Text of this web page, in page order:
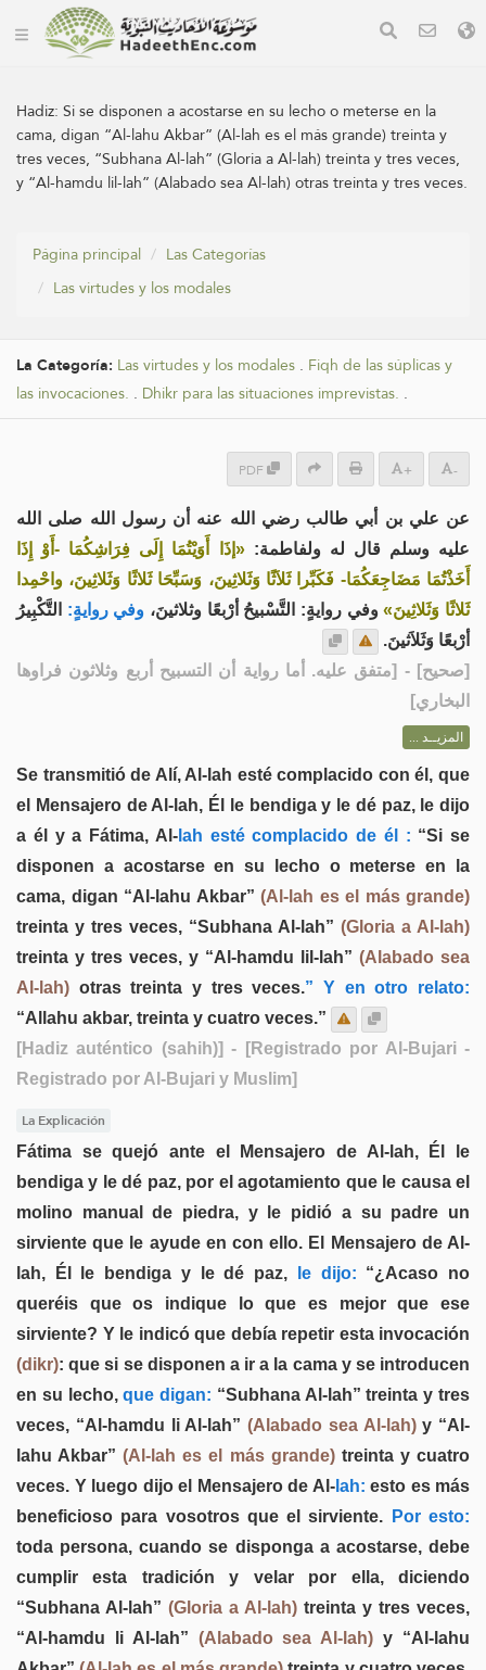
Hadiz:Si se disponen a acostarse en su lecho o meterse en la
cama, digan “Al-lahu Akbar” (Al-lah es el más grande) treinta y
tres veces, “Subhana Al-lah” (Gloria a Al-lah) treinta y tres veces,
y “Al-hamdu lil-lah” (Alabado sea Al-lah) otras treinta y tres veces.
Página principal
Las Categorías
Las virtudes y los modales
La Categoría: Las virtudes y los modales . Fiqh de las súplicas y
las invocaciones. . Dhikr para las situaciones imprevistas. .
PDF + -
عن علي بن أبي طالب رضي الله عنه أن رسول الله صلى الله
عليه وسلم قال له ولفاطمة:«إذَا أَوَيْتُمَا إِلَى فِرَاشِكُمَا -أَوْ إِذَا
أَخَذْتُمَا مَضَاجِعَكُمَا- فَكَبِّرا ثَلاَثًا وَثَلاثِينَ، وَسَبِّحَا ثَلاثًا وَثَلاثِينَ، واحْمِدا
ثَلاثًا وَثَلاثِينَ»وفي روايةٍ: التَّسْبيحُ أرْبعًا وثلاثينَ، وفي روايةٍ: التَّكْبِيرُ
أرْبعًا وَثَلاَثينَ.
[صحيح] - [متفق عليه. أما رواية أن التسبيح أربع وثلاثون فراوها
البخاري]
المزيــد ...
Se transmitió de Alí, Al-lah esté complacido con él, que
el Mensajero de Al-lah, Él le bendiga y le dé paz, le dijo
a él y a Fátima, Al-lah esté complacido de él : “Si se
disponen a acostarse en su lecho o meterse en la
cama, digan “Al-lahu Akbar” (Al-lah es el más grande)
treinta y tres veces, “Subhana Al-lah” (Gloria a Al-lah)
treinta y tres veces, y “Al-hamdu lil-lah” (Alabado sea
Al-lah) otras treinta y tres veces.” Y en otro relato:
“Allahu akbar, treinta y cuatro veces.”
[Hadiz auténtico (sahih)] - [Registrado por Al-Bujari -
Registrado por Al-Bujari y Muslim]
La Explicación
Fátima se quejó ante el Mensajero de Al-lah, Él le
bendiga y le dé paz, por el agotamiento que le causa el
molino manual de piedra, y le pidió a su padre un
sirviente que le ayude en con ello. El Mensajero de Al-
lah, Él le bendiga y le dé paz, le dijo: “¿Acaso no
queréis que os indique lo que es mejor que ese
sirviente? Y le indicó que debía repetir esta invocación
(dikr): que si se disponen a ir a la cama y se introducen
en su lecho,que digan: “Subhana Al-lah” treinta y tres
veces, “Al-hamdu li Al-lah” (Alabado sea Al-lah)y “Al-
lahu Akbar”(Al-lah es el más grande)treinta y cuatro
veces. Y luego dijo el Mensajero de Al-lah: esto es más
beneficioso para vosotros que el sirviente. Por esto:
toda persona, cuando se disponga a acostarse, debe
cumplir esta tradición y velar por ella, diciendo
“Subhana Al-lah” (Gloria a Al-lah) treinta y tres veces,
“Al-hamdu li Al-lah” (Alabado sea Al-lah) y “Al-lahu